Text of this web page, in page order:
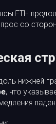
ETH
со
нижней
, что